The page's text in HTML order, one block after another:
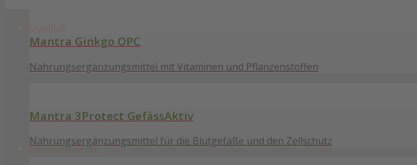
Qualität
Fachapotheken
Mantra Ginkgo OPC
Nahrungsergänzungsmittel mit Vitaminen und Pflanzenstoffen
Mantra 3Protect GefässAktiv
Nahrungsergänzungsmittel für die Blutgefäße und den Zellschutz